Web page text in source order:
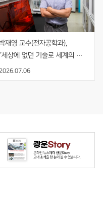
재영 교수(전자공학과),
“세상에 없던 기술로 세계의
기준을 만들다”
2026.07.06